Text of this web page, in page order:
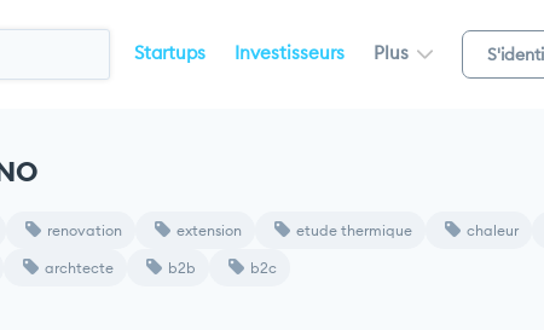
Startups Investisseurs Plus
renovation extension etude thermique chaleur
archtecte b2b b2c